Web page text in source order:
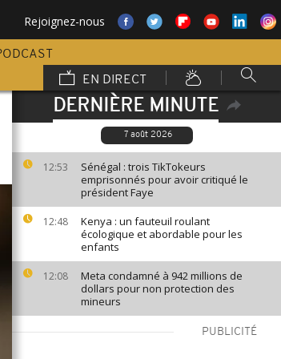
Rejoignez-nous
EN DIRECT
DERNIÈRE MINUTE
7 août 2026
12:53
Sénégal : trois TikTokeurs
emprisonnés pour avoir critiqué le
président Faye
12:48
Kenya : un fauteuil roulant
écologique et abordable pour les
enfants
12:08
Meta condamné à 942 millions de
dollars pour non protection des
mineurs
PUBLICITÉ